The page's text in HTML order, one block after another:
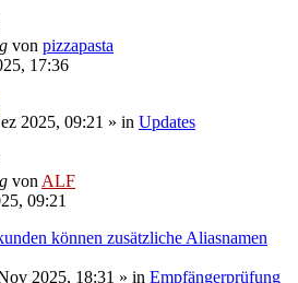
von pizzapasta
17:36
2025, 09:21 » in Updates
von ALF
09:21
können zusätzliche Aliasnamen
2025, 18:31 » in Empfängerprüfung